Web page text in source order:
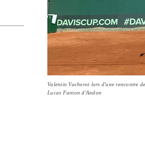
Valentin Vacherot lors d'une rencontre
Lucas Fanton d'Andon